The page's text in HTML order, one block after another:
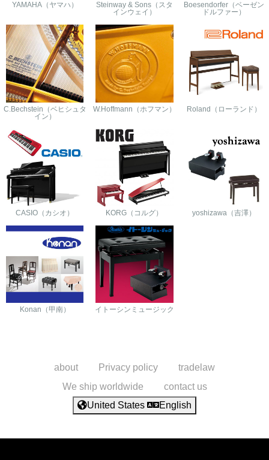
YAMAHA（ヤマハ）
Steinway & Sons（スタ
インウェイ）
Boesendorfer（ベーゼン
ドルファー）
C.Bechstein（ベヒシュタ
イン）
W.Hoffmann（ホフマン） Roland（ローランド）
CASIO（カシオ） KORG（コルグ） yoshizawa（吉澤）
Konan（甲南） イトーシンミュージック
about Privacy policy
tradelaw
We ship worldwide
contact us
United States
English